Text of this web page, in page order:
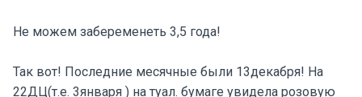
Не можем забеременеть 3,5 года!
Так вот! Последние месячные были 13декабря! На
22ДЦ(т.е. 3января ) на туал. бумаге увидела розовую